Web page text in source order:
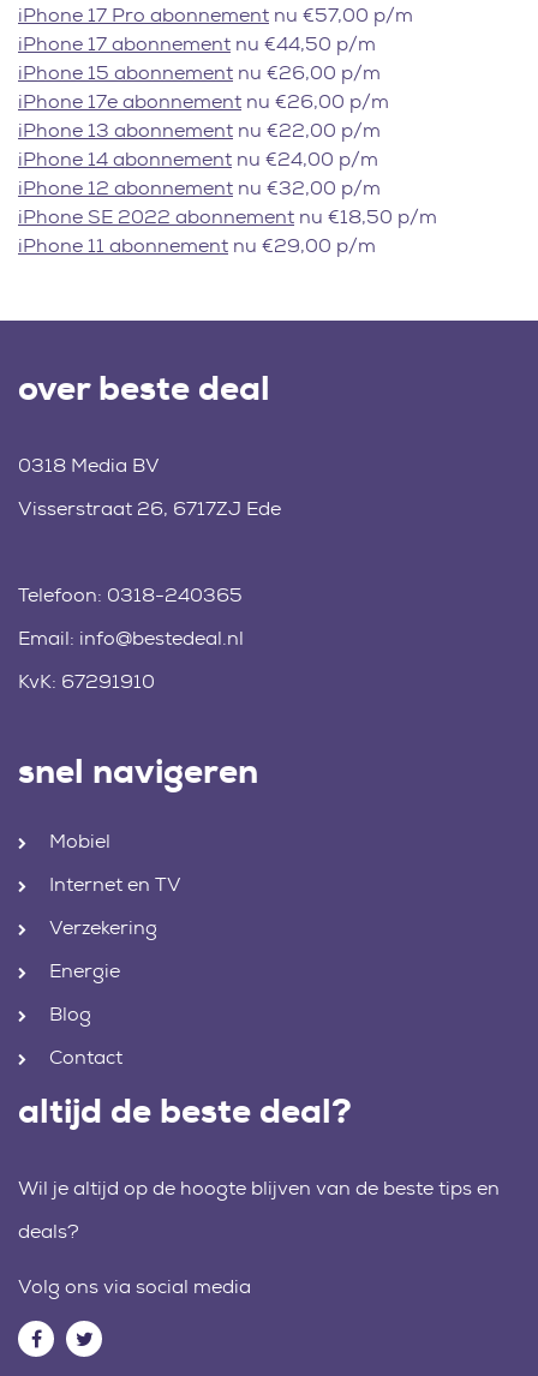
iPhone 17 Pro abonnement nu €57,00 p/m
iPhone 17 abonnement nu €44,50 p/m
iPhone 15 abonnement nu €26,00 p/m
iPhone 17e abonnement nu €26,00 p/m
iPhone 13 abonnement nu €22,00 p/m
iPhone 14 abonnement nu €24,00 p/m
iPhone 12 abonnement nu €32,00 p/m
iPhone SE 2022 abonnement nu €18,50 p/m
iPhone 11 abonnement nu €29,00 p/m
over beste deal
0318 Media BV
Visserstraat 26, 6717ZJ Ede
Telefoon: 0318-240365
Email: info@bestedeal.nl
KvK: 67291910
snel navigeren
Mobiel
Internet en TV
Verzekering
Energie
Blog
Contact
altijd de beste deal?
Wil je altijd op de hoogte blijven van de beste tips en
deals?
Volg ons via social media